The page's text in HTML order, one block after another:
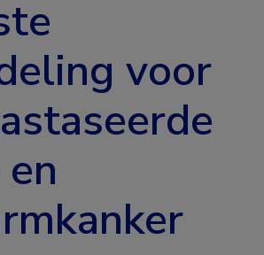
voor